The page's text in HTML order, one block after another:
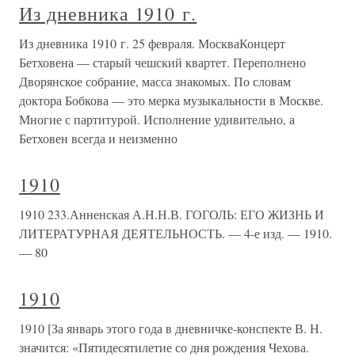
Из дневника 1910 г.
Из дневника 1910 г. 25 февраля. МоскваКонцерт
Бетховена — старый чешский квартет. Переполнено
Дворянское собрание, масса знакомых. По словам
доктора Бобкова — это мерка музыкальности в Москве.
Многие с партитурой. Исполнение удивительно, а
Бетховен всегда и неизменно
1910
1910 233.Анненская А.Н.Н.В. ГОГОЛЬ: ЕГО ЖИЗНЬ И
ЛИТЕРАТУРНАЯ ДЕЯТЕЛЬНОСТЬ. — 4-е изд. — 1910.
— 80
1910
1910 [За январь этого года в дневничке-конспекте В. Н.
значится: «Пятидесятилетие со дня рождения Чехова.